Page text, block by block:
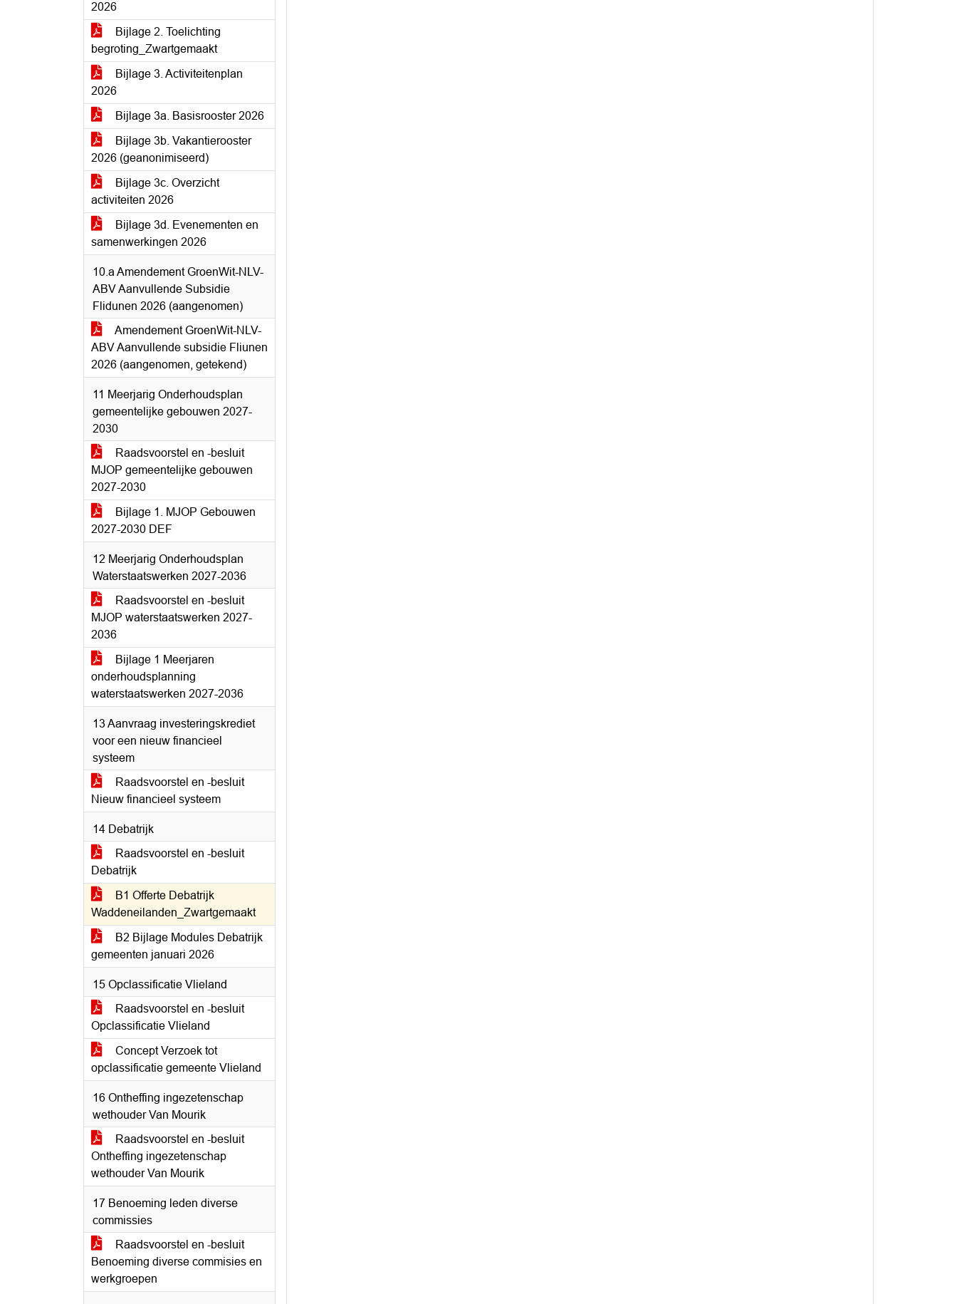
2026
Bijlage 2. Toelichting
begroting_Zwartgemaakt
Bijlage 3. Activiteitenplan
2026
Bijlage 3a. Basisrooster 2026
Bijlage 3b. Vakantierooster
2026 (geanonimiseerd)
Bijlage 3c. Overzicht
activiteiten 2026
Bijlage 3d. Evenementen en
samenwerkingen 2026
10.a Amendement GroenWit-NLV-
ABV Aanvullende Subsidie
Flidunen 2026 (aangenomen)
Amendement GroenWit-NLV-
ABV Aanvullende subsidie Fliunen
2026 (aangenomen, getekend)
11 Meerjarig Onderhoudsplan
gemeentelijke gebouwen 2027-
2030
Raadsvoorstel en -besluit
MJOP gemeentelijke gebouwen
2027-2030
Bijlage 1. MJOP Gebouwen
2027-2030 DEF
12 Meerjarig Onderhoudsplan
Waterstaatswerken 2027-2036
Raadsvoorstel en -besluit
MJOP waterstaatswerken 2027-
2036
Bijlage 1 Meerjaren
onderhoudsplanning
waterstaatswerken 2027-2036
13 Aanvraag investeringskrediet
voor een nieuw financieel
systeem
Raadsvoorstel en -besluit
Nieuw financieel systeem
14 Debatrijk
Raadsvoorstel en -besluit
Debatrijk
B1 Offerte Debatrijk
Waddeneilanden_Zwartgemaakt
B2 Bijlage Modules Debatrijk
gemeenten januari 2026
15 Opclassificatie Vlieland
Raadsvoorstel en -besluit
Opclassificatie Vlieland
Concept Verzoek tot
opclassificatie gemeente Vlieland
16 Ontheffing ingezetenschap
wethouder Van Mourik
Raadsvoorstel en -besluit
Ontheffing ingezetenschap
wethouder Van Mourik
17 Benoeming leden diverse
commissies
Raadsvoorstel en -besluit
Benoeming diverse commisies en
werkgroepen